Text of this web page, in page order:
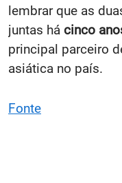
lembrar que as
juntas há cinco
principal parceiro
asiática no país.
Fonte